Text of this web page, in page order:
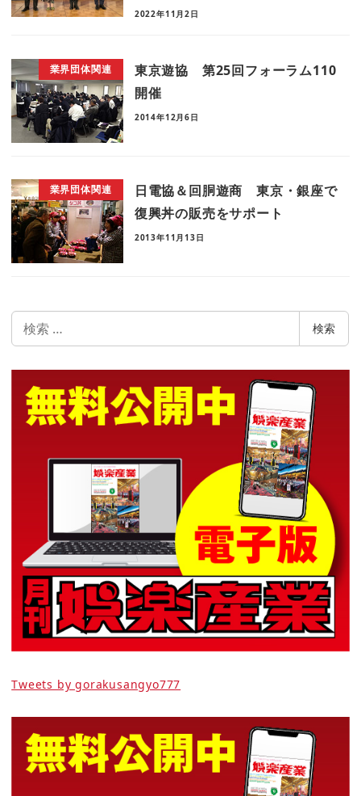
2022年11月2日
業界団体関連
東京遊協 第25回フォーラム110
開催
2014年12月6日
業界団体関連
日電協＆回胴遊商 東京・銀座で
復興丼の販売をサポート
2013年11月13日
索
検索
Tweets by gorakusangyo777